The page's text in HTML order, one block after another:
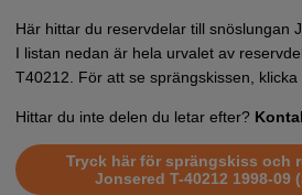
Här hittar du reservdelar till snöslungan
I listan nedan är hela urvalet av
T40212. För att se sprängskissen,
Hittar du inte delen du letar efter?
Tryck här för sprängskiss och
Jonsered T-40212 1998-09